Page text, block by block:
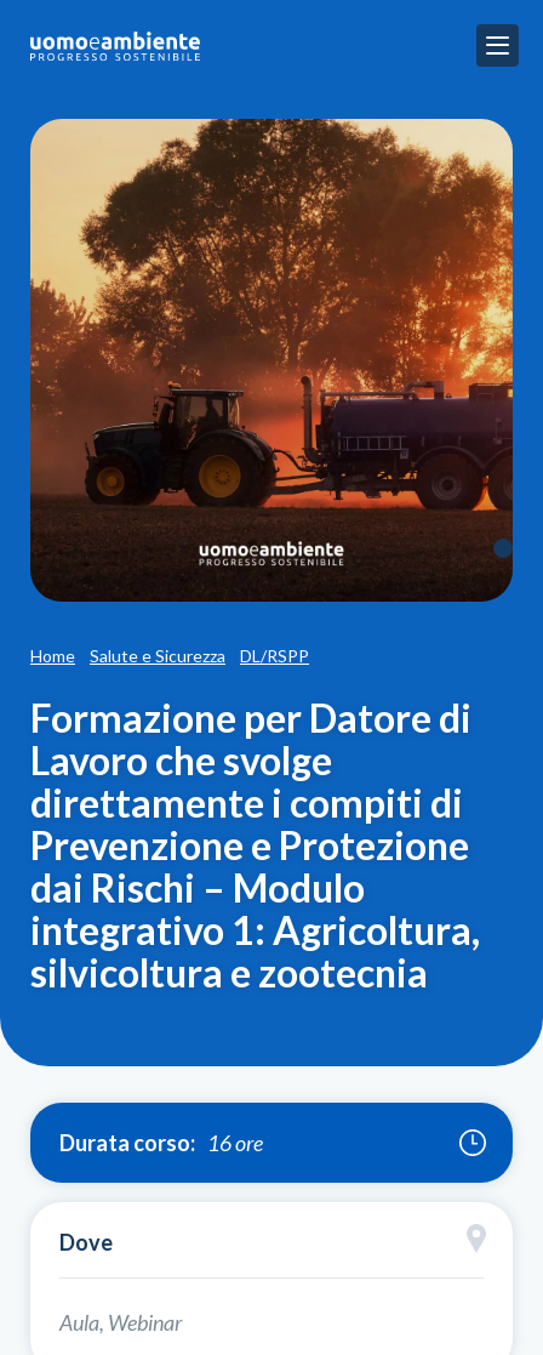
Home Salute e Sicurezza DL/RSPP
Formazione per Datore di
Lavoro che svolge
direttamente i compiti di
Prevenzione e Protezione
dai Rischi – Modulo
integrativo 1: Agricoltura,
silvicoltura e zootecnia
Durata corso: 16 ore
Dove
Aula, Webinar